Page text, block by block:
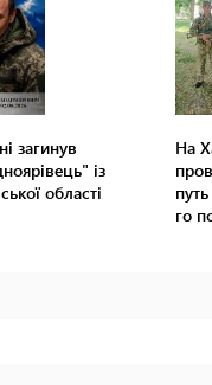
загинув
із
області
На
го